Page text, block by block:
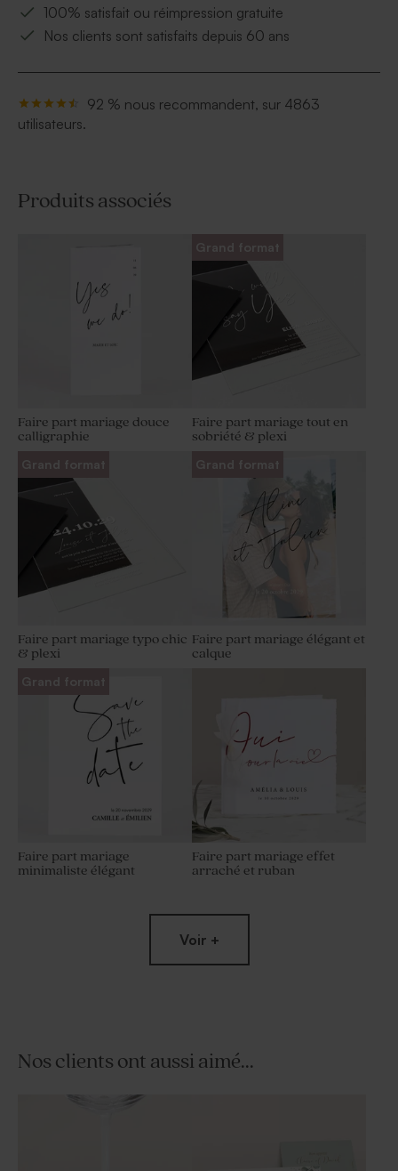
100% satisfait ou réimpression gratuite
Nos clients sont satisfaits depuis 60 ans
92 % nous recommandent, sur 4863
utilisateurs.
Produits associés
Faire part mariage douce
calligraphie
Grand format
Faire part mariage tout en
sobriété & plexi
Grand format
Faire part mariage typo chic
& plexi
Grand format
Faire part mariage élégant et
calque
Grand format
Faire part mariage
minimaliste élégant
Faire part mariage effet
arraché et ruban
Faire part mariage plexi typo
élégante petit format
Voir +
Nos clients ont aussi aimé...